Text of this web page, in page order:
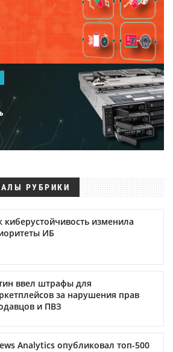
РУБРИКИ
киберустойчивость изменила
ИБ
ввел штрафы для
за нарушения прав
и ПВЗ
Analytics опубликовал топ-500